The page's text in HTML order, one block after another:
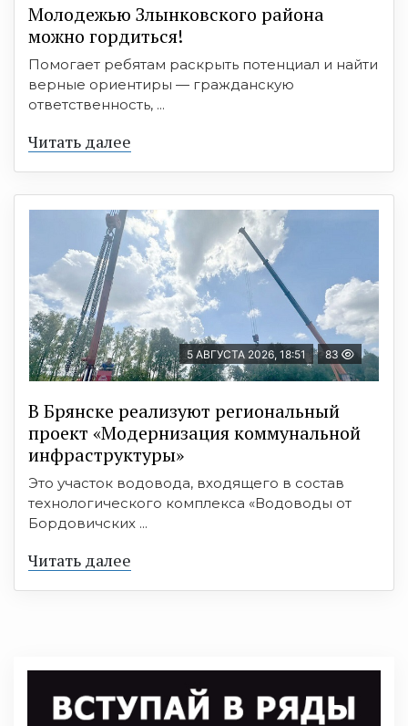
Молодежью Злынковского района
можно гордиться!
Помогает ребятам раскрыть потенциал и найти
верные ориентиры — гражданскую
ответственность, ...
Читать далее
5 АВГУСТА 2026, 18:51 83
В Брянске реализуют региональный
проект «Модернизация коммунальной
инфраструктуры»
Это участок водовода, входящего в состав
технологического комплекса «Водоводы от
Бордовичских ...
Читать далее